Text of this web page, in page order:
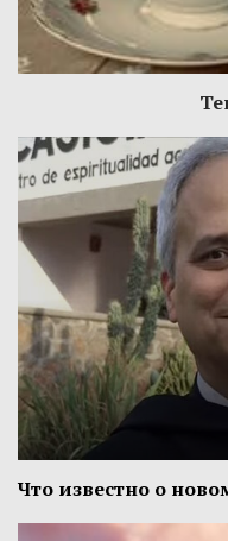
Что известно о